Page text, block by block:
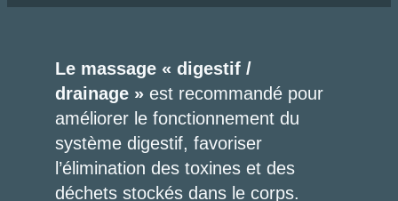
Le massage « digestif /
drainage »est recommandé pour
améliorer le fonctionnement du
système digestif, favoriser
l’élimination des toxines et des
déchets stockés dans le corps.